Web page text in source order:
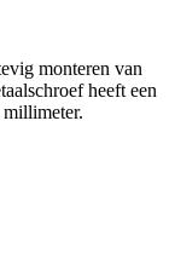
monteren van
heeft een